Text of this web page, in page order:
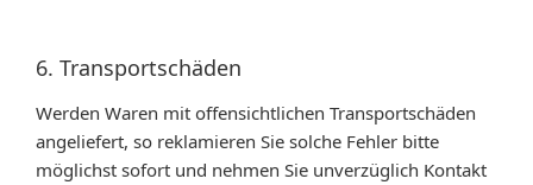
6. Transportschäden
Werden Waren mit offensichtlichen Transportschäden
angeliefert, so reklamieren Sie solche Fehler bitte
möglichst sofort und nehmen Sie unverzüglich Kontakt